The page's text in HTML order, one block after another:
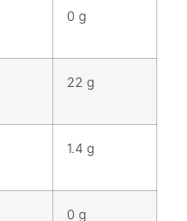
0 g
22 g
1.4 g
0 g